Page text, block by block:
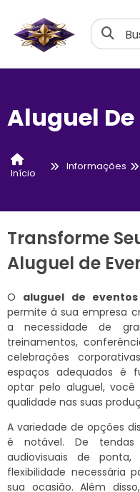
Aluguel
Início
Informações
Transforme
Aluguel de
O aluguel de eventos
permite à sua empresa
a necessidade de
treinamentos,
celebrações
espaços adequados é
optar pelo aluguel,
qualidade nas suas
A variedade de opções
é notável. De tendas
audiovisuais de
flexibilidade necessária
sua ocasião. Além